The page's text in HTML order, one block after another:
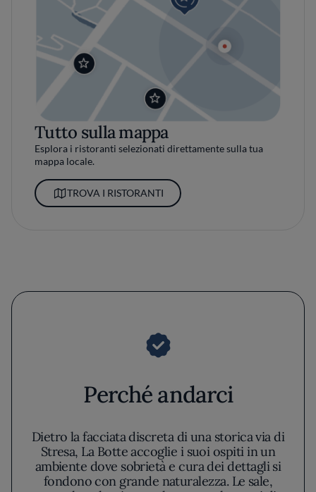
Tutto sulla mappa
Esplora i ristoranti selezionati direttamente sulla tua
mappa locale.
TROVA I RISTORANTI
Perché andarci
Dietro la facciata discreta di una storica via di
Stresa, La Botte accoglie i suoi ospiti in un
ambiente dove sobrietà e cura dei dettagli si
fondono con grande naturalezza. Le sale,